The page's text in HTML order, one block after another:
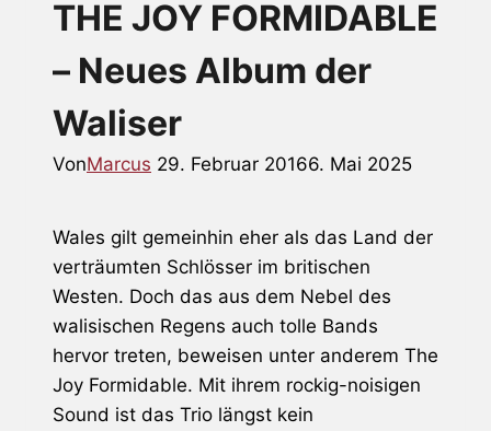
THE JOY FORMIDABLE
– Neues Album der
Waliser
VonMarcus 29. Februar 20166. Mai 2025
Wales gilt gemeinhin eher als das Land der
verträumten Schlösser im britischen
Westen. Doch das aus dem Nebel des
walisischen Regens auch tolle Bands
hervor treten, beweisen unter anderem The
Joy Formidable. Mit ihrem rockig-noisigen
Sound ist das Trio längst kein